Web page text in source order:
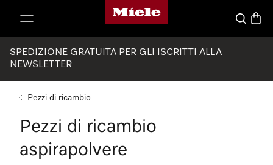
Homepage di Miele
Cerca
SPEDIZIONE GRATUITA PER GLI ISCRITTI ALLA
NEWSLETTER
Pezzi di ricambio
Pezzi di ricambio
aspirapolvere